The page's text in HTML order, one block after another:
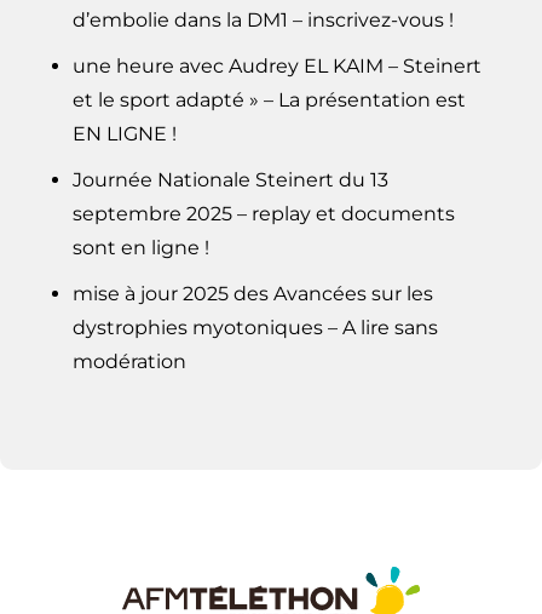
d’embolie dans la DM1 – inscrivez-vous !
une heure avec Audrey EL KAIM – Steinert
et le sport adapté » – La présentation est
EN LIGNE !
Journée Nationale Steinert du 13
septembre 2025 – replay et documents
sont en ligne !
mise à jour 2025 des Avancées sur les
dystrophies myotoniques – A lire sans
modération